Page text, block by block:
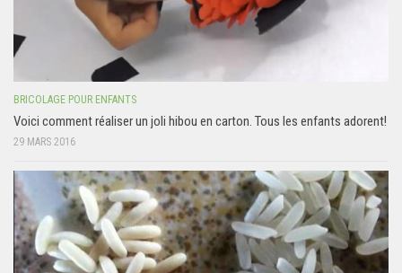
BRICOLAGE POUR ENFANTS
Voici comment réaliser un joli hibou en carton. Tous les enfants adorent!
29 MARS 2016